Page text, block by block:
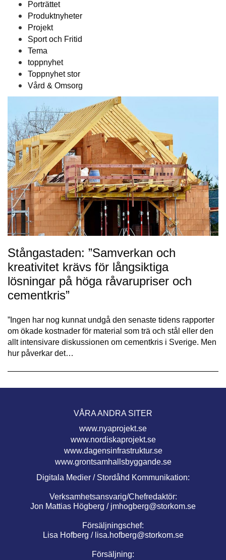
Porträttet
Produktnyheter
Projekt
Sport och Fritid
Tema
toppnyhet
Toppnyhet stor
Vård & Omsorg
Stångastaden: ”Samverkan och
kreativitet krävs för långsiktiga
lösningar på höga råvarupriser och
cementkris”
”Ingen har nog kunnat undgå den senaste tidens rapporter
om ökade kostnader för material som trä och stål eller den
allt intensivare diskussionen om cementkris i Sverige. Men
hur påverkar det…
VÅRA ANDRA SITER
www.nyaprojekt.se
www.nordiskaprojekt.se
www.dagensinfrastruktur.se
www.grontsamhallsbyggande.se
Digitala Medier / Stordåhd Kommunikation:
Verksamhetsansvarig/Chefredaktör:
Jon Mattias Högberg / jmhogberg@storkom.se
Försäljningschef:
Lisa Hofberg / lisa.hofberg@storkom.se
Försäljning: